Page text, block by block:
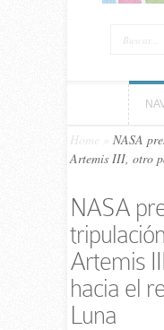
Home
NASA
Artemis III, otro
NASA
Artemis
hacia el
Luna